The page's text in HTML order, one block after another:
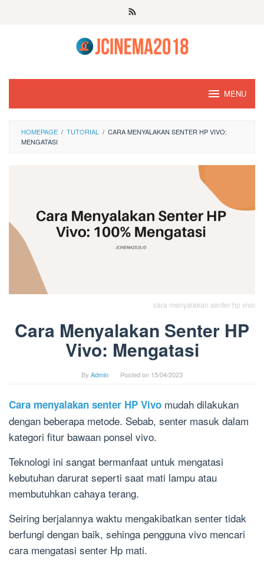
MENU
HOMEPAGE / TUTORIAL / CARA MENYALAKAN SENTER HP VIVO:
MENGATASI
cara menyalakan senter hp vivo
Cara Menyalakan Senter HP
Vivo: Mengatasi
By Admin Posted on 15/04/2023
Cara menyalakan senter HP Vivo mudah dilakukan
dengan beberapa metode. Sebab, senter masuk dalam
kategori fitur bawaan ponsel vivo.
Teknologi ini sangat bermanfaat untuk mengatasi
kebutuhan darurat seperti saat mati lampu atau
membutuhkan cahaya terang.
Seiring berjalannya waktu mengakibatkan senter tidak
berfungi dengan baik, sehinga pengguna vivo mencari
cara mengatasi senter Hp mati.